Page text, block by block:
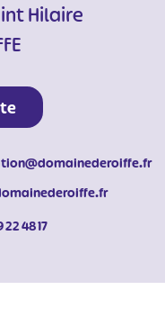
Hilaire
22 48 17